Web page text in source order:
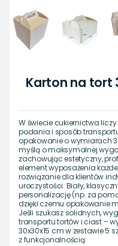
Karton na tort
W świecie cukiernictwa
podania i sposób
opakowanie o wymiarach
myślą o maksymalnej
zachowując estetyczny,
element wyposażenia
rozwiązanie dla klientów
uroczystości. Biały,
personalizację (np. za
dzięki czemu opakowanie
Jeśli szukasz solidnych,
transportu tortów i ciast –
30x30x15 cm w zestawie 5
z funkcjonalnością.